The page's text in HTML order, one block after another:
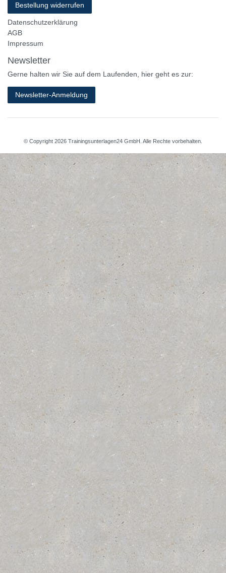
Bestellung widerrufen
Datenschutzerklärung
AGB
Impressum
Newsletter
Gerne halten wir Sie auf dem Laufenden, hier geht es zur:
Newsletter-Anmeldung
© Copyright 2026 Trainingsunterlagen24 GmbH. Alle Rechte vorbehalten.